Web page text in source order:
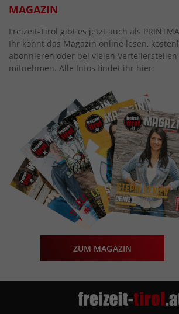
MAGAZIN
Freizeit-Tirol gibt es jetzt auch als
Ihr könnt das Magazin online lesen,
abonnieren oder bei vielen Verteilerstellen
mitnehmen. Alle Infos findet ihr hier:
ZUM MAGAZIN